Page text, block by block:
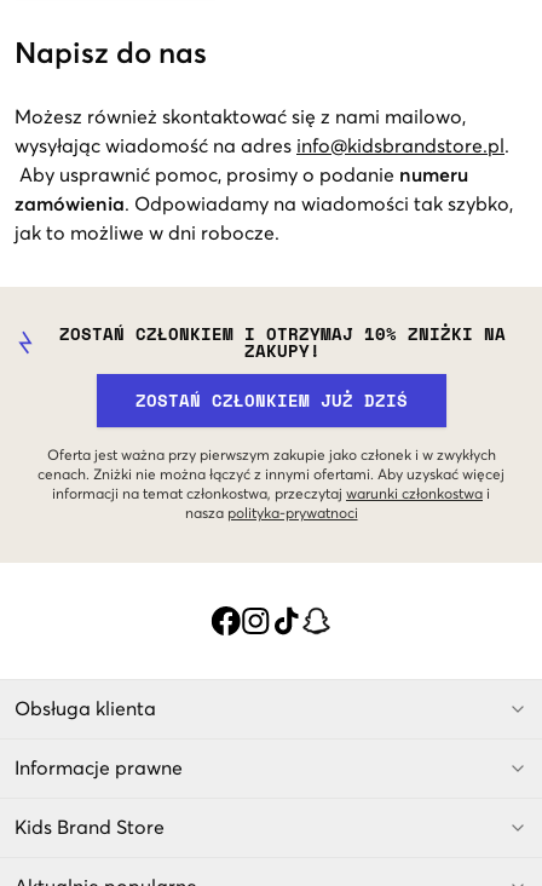
Napisz do nas
Możesz również skontaktować się z nami mailowo,
wysyłając wiadomość na adres info@kidsbrandstore.pl .
Aby usprawnić pomoc, prosimy o podanie numeru
zamówienia. Odpowiadamy na wiadomości tak szybko,
jak to możliwe w dni robocze.
ZOSTAŃ CZŁONKIEM I OTRZYMAJ 10% ZNIŻKI NA
ZAKUPY!
ZOSTAŃ CZŁONKIEM JUŻ DZIŚ
Oferta jest ważna przy pierwszym zakupie jako członek i w zwykłych
cenach. Zniżki nie można łączyć z innymi ofertami. Aby uzyskać więcej
informacji na temat członkostwa, przeczytaj warunki członkostwa i
nasza polityka-prywatnoci
Obsługa klienta
Informacje prawne
Kids Brand Store